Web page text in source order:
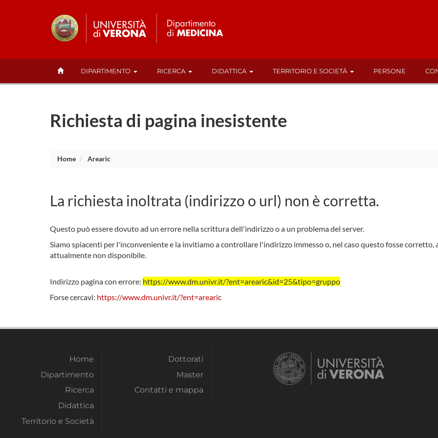
DIPARTIMENTO RICERCA DIDATTICA TERRITORIO E SOCIETÀ PERSONE
Richiesta di pagina inesistente
Home Arearic
La richiesta inoltrata (indirizzo o url) non è corretta.
Questo può essere dovuto ad un errore nella scrittura dell'indirizzo o a un problema del server.
Siamo spiacenti per l'inconveniente e la invitiamo a controllare l'indirizzo immesso o, nel caso questo fosse
attualmente non disponibile.
Indirizzo pagina con errore: https://www.dm.univr.it/?ent=arearic&id=25&tipo=gruppo
Forse cercavi: https://www.dm.univr.it/?ent=arearic
Home
Dipartimento
Ricerca
Didattica
Territorio e Società
Dottorati
Master
Contatti e mappa